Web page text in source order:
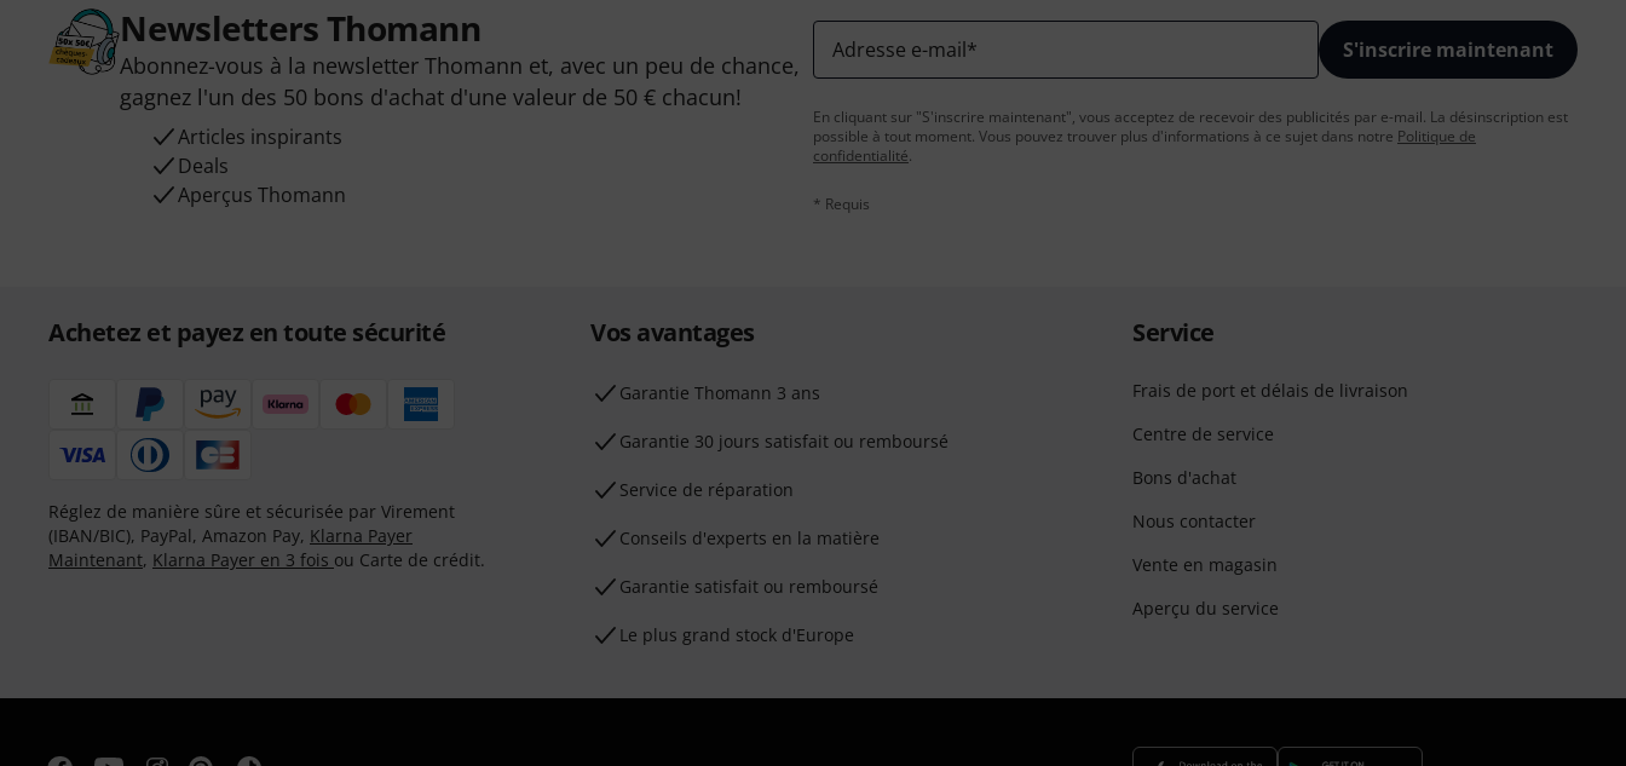
Newsletters Thomann
Abonnez-vous à la newsletter Thomann et, avec un peu de chance,
gagnez l'un des 50 bons d'achat d'une valeur de 50 € chacun!
Articles inspirants
Deals
Aperçus Thomann
Adresse e-mail* S'inscrire maintenant
En cliquant sur "S'inscrire maintenant", vous acceptez de recevoir des publicités par e-mail. La désinscription est
possible à tout moment. Vous pouvez trouver plus d'informations à ce sujet dans notre Politique de
confidentialité.
* Requis
Achetez et payez en toute sécurité
Réglez de manière sûre et sécurisée par Virement
(IBAN/BIC), PayPal, Amazon Pay, Klarna Payer
Maintenant, Klarna Payer en 3 fois ou Carte de crédit.
Vos avantages
Ga­ran­tie Thomann 3 ans
Garantie 30 jours satisfait ou remboursé
Service de réparation
Conseils d'experts en la matière
Garantie satisfait ou remboursé
Le plus grand stock d'Europe
Service
Frais de port et délais de livraison
Centre de service
Bons d'achat
Nous contacter
Vente en magasin
Aperçu du service